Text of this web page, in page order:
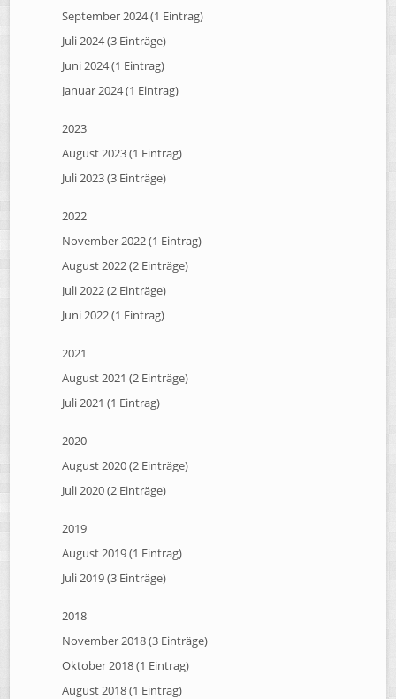
September 2024 (1 Eintrag)
Juli 2024 (3 Einträge)
Juni 2024 (1 Eintrag)
Januar 2024 (1 Eintrag)
2023
August 2023 (1 Eintrag)
Juli 2023 (3 Einträge)
2022
November 2022 (1 Eintrag)
August 2022 (2 Einträge)
Juli 2022 (2 Einträge)
Juni 2022 (1 Eintrag)
2021
August 2021 (2 Einträge)
Juli 2021 (1 Eintrag)
2020
August 2020 (2 Einträge)
Juli 2020 (2 Einträge)
2019
August 2019 (1 Eintrag)
Juli 2019 (3 Einträge)
2018
November 2018 (3 Einträge)
Oktober 2018 (1 Eintrag)
August 2018 (1 Eintrag)